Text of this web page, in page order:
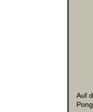
Auf